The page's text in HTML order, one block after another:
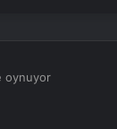
oynuyor